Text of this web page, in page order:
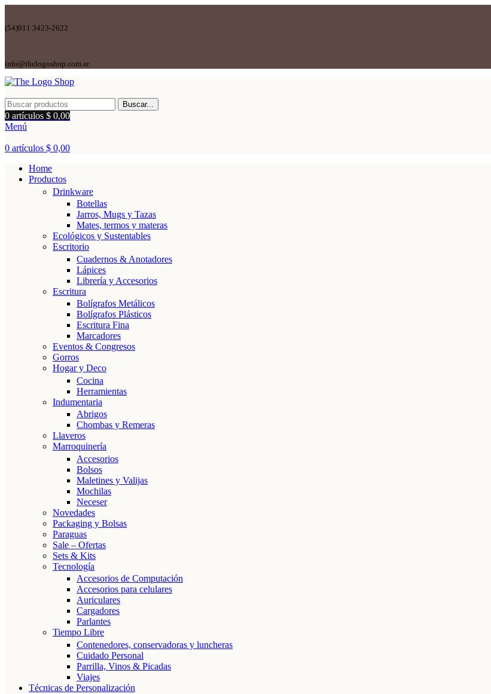
(54)911 3423-2622
info@thelogoshop.com.ar
Buscar...
0 artículos $ 0,00
Menú
0 artículos $ 0,00
Home
Productos
Drinkware
Botellas
Jarros, Mugs y Tazas
Mates, termos y materas
Ecológicos y Sustentables
Escritorio
Cuadernos & Anotadores
Lápices
Librería y Accesorios
Escritura
Bolígrafos Metálicos
Bolígrafos Plásticos
Escritura Fina
Marcadores
Eventos & Congresos
Gorros
Hogar y Deco
Cocina
Herramientas
Indumentaria
Abrigos
Chombas y Remeras
Llaveros
Marroquinería
Accesorios
Bolsos
Maletines y Valijas
Mochilas
Neceser
Novedades
Packaging y Bolsas
Paraguas
Sale – Ofertas
Sets & Kits
Tecnología
Accesorios de Computación
Accesorios para celulares
Auriculares
Cargadores
Parlantes
Tiempo Libre
Contenedores, conservadoras y luncheras
Cuidado Personal
Parrilla, Vinos & Picadas
Viajes
Técnicas de Personalización